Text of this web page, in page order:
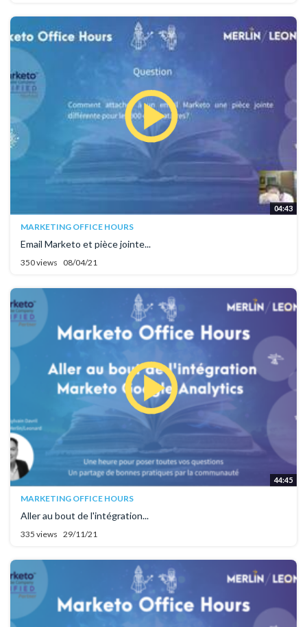
04:43
MARKETING OFFICE HOURS
Email Marketo et pièce jointe...
350 views 08/04/21
44:45
MARKETING OFFICE HOURS
Aller au bout de l'intégration...
335 views 29/11/21